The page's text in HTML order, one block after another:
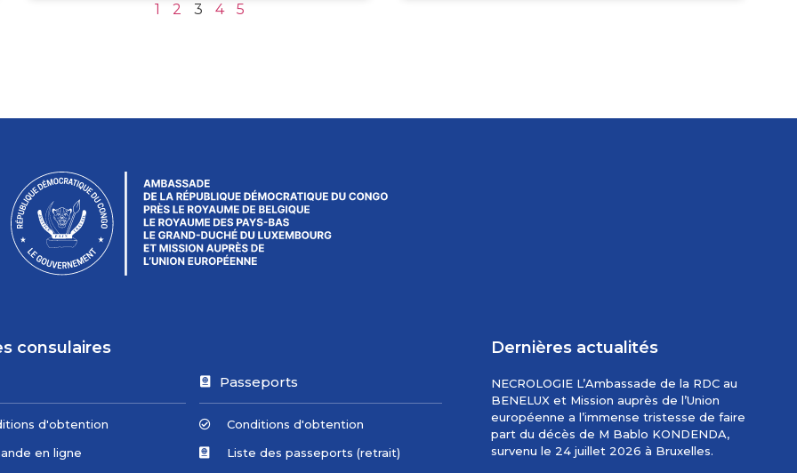
1 2 3 4 5
consulaires
d'obtention
en ligne
Passeports
Conditions d'obtention
Liste des passeports (retrait)
Dernières actualités
NECROLOGIE L’Ambassade de la RDC au
BENELUX et Mission auprès de l’Union
européenne a l’immense tristesse de faire
part du décès de M Bablo KONDENDA,
survenu le 24 juillet 2026 à Bruxelles.